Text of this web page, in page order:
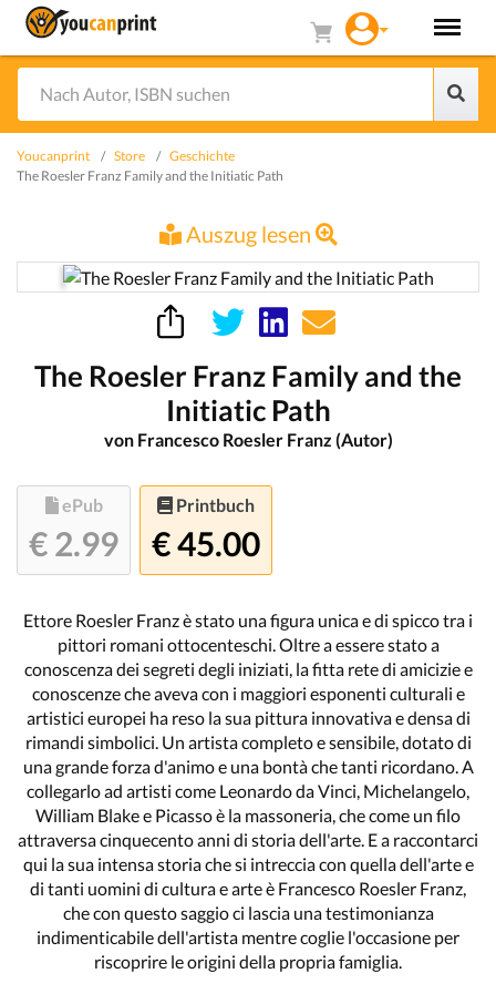
Youcanprint Store
Geschichte
The Roesler Franz Family and the Initiatic Path
Auszug lesen
The Roesler Franz Family and the
Initiatic Path
von Francesco Roesler Franz (Autor)
ePub
€ 2.99
Printbuch
€ 45.00
Ettore Roesler Franz è stato una figura unica e di spicco tra i
pittori romani ottocenteschi. Oltre a essere stato a
conoscenza dei segreti degli iniziati, la fitta rete di amicizie e
conoscenze che aveva con i maggiori esponenti culturali e
artistici europei ha reso la sua pittura innovativa e densa di
rimandi simbolici. Un artista completo e sensibile, dotato di
una grande forza d'animo e una bontà che tanti ricordano. A
collegarlo ad artisti come Leonardo da Vinci, Michelangelo,
William Blake e Picasso è la massoneria, che come un filo
attraversa cinquecento anni di storia dell'arte. E a raccontarci
qui la sua intensa storia che si intreccia con quella dell'arte e
di tanti uomini di cultura e arte è Francesco Roesler Franz,
che con questo saggio ci lascia una testimonianza
indimenticabile dell'artista mentre coglie l'occasione per
riscoprire le origini della propria famiglia.